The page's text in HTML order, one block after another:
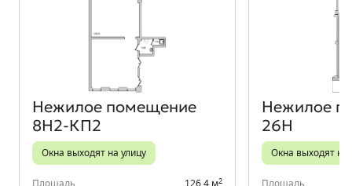
Нежилое помещение
8Н2-КП2
Окна выходят на улицу
Площадь 126,4 м2
Нежилое
26Н
Окна выходят на
Площадь